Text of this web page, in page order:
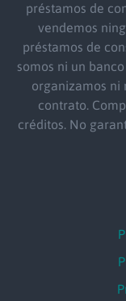
préstamos de
vendemos
préstamos de
somos ni un
organizamos ni
contrato.
créditos. No